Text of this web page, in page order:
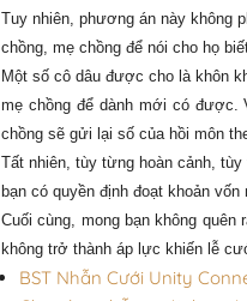
Tuy nhiên, phương án này không
chồng, mẹ chồng để nói cho họ
Một số cô dâu được cho là khôn
mẹ chồng để dành mới có được.
chồng sẽ gửi lại số của hồi môn
Tất nhiên, tùy từng hoàn cảnh,
bạn có quyền định đoạt khoản
Cuối cùng, mong bạn không
không trở thành áp lực khiến lễ
BST Nhẫn Cưới Unity